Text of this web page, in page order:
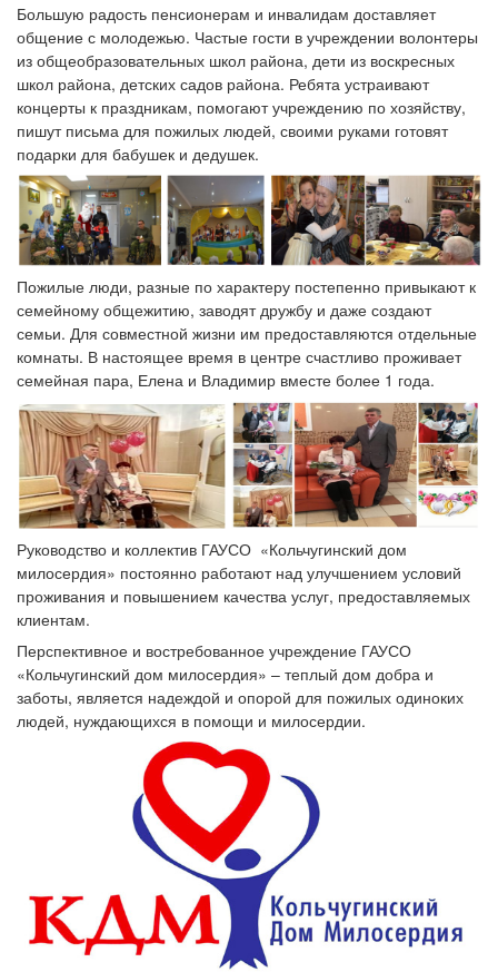
Большую радость пенсионерам и инвалидам доставляет
общение с молодежью. Частые гости в учреждении волонтеры
из общеобразовательных школ района, дети из воскресных
школ района, детских садов района. Ребята устраивают
концерты к праздникам, помогают учреждению по хозяйству,
пишут письма для пожилых людей, своими руками готовят
подарки для бабушек и дедушек.
Пожилые люди, разные по характеру постепенно привыкают к
семейному общежитию, заводят дружбу и даже создают
семьи. Для совместной жизни им предоставляются отдельные
комнаты. В настоящее время в центре счастливо проживает
семейная пара, Елена и Владимир вместе более 1 года.
Руководство и коллектив ГАУСО «Кольчугинский дом
милосердия» постоянно работают над улучшением условий
проживания и повышением качества услуг, предоставляемых
клиентам.
Перспективное и востребованное учреждение ГАУСО
«Кольчугинский дом милосердия» – теплый дом добра и
заботы, является надеждой и опорой для пожилых одиноких
людей, нуждающихся в помощи и милосердии.